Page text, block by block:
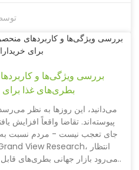
یک تولیدکننده برتر که بر همه
طراحی و تولید انبوهی از
کالای مختلف در خط تولید خود
حال تغییر است و تمام تلاش خود
چگونه تولیدکنندگان مناسب را
فرصت هیجان‌انگیز بسیار مهم خواهد بود!
بررسی ویژگی‌ها و
بطری‌های غذا برای
می‌دانید، این روزها به نظر
پیوسته‌اند. تقاضا واقعاً افزایش
جای تعجب نیست - مردم نسبت به